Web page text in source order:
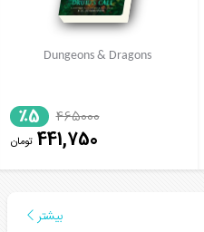
Dungeons & Dragons
465000
٪5
441,750 تومان
بیشتر